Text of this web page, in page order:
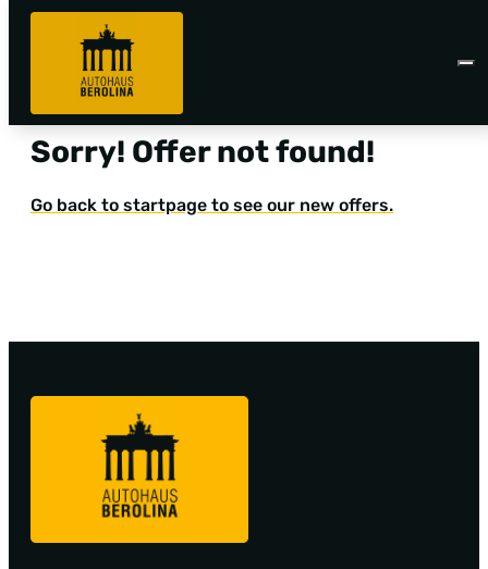
Sorry! Offer not found!
Go back to startpage to see our new offers.